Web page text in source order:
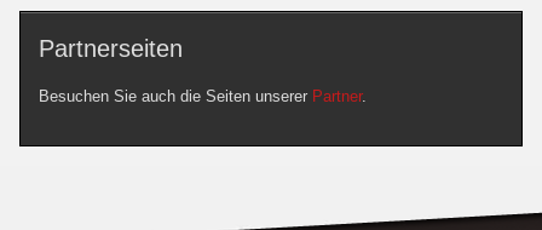
Partnerseiten
Besuchen Sie auch die Seiten unserer Partner.